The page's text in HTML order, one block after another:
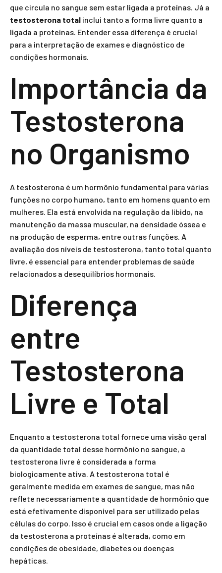
que circula no sangue sem estar ligada a proteínas. Já a
testosterona total inclui tanto a forma livre quanto a
ligada a proteínas. Entender essa diferença é crucial
para a interpretação de exames e diagnóstico de
condições hormonais.
Importância da
Testosterona
no Organismo
A testosterona é um hormônio fundamental para várias
funções no corpo humano, tanto em homens quanto em
mulheres. Ela está envolvida na regulação da libido, na
manutenção da massa muscular, na densidade óssea e
na produção de esperma, entre outras funções. A
avaliação dos níveis de testosterona, tanto total quanto
livre, é essencial para entender problemas de saúde
relacionados a desequilíbrios hormonais.
Diferença
entre
Testosterona
Livre e Total
Enquanto a testosterona total fornece uma visão geral
da quantidade total desse hormônio no sangue, a
testosterona livre é considerada a forma
biologicamente ativa. A testosterona total é
geralmente medida em exames de sangue, mas não
reflete necessariamente a quantidade de hormônio que
está efetivamente disponível para ser utilizado pelas
células do corpo. Isso é crucial em casos onde a ligação
da testosterona a proteínas é alterada, como em
condições de obesidade, diabetes ou doenças
hepáticas.